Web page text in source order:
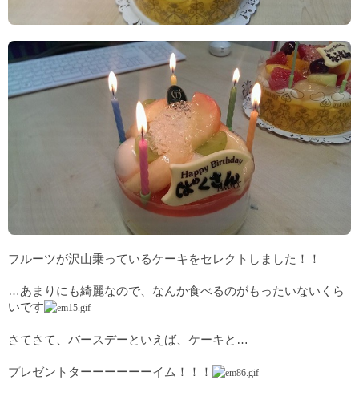
フルーツが沢山乗っているケーキをセレクトしました！！
…あまりにも綺麗なので、なんか食べるのがもったいないくら
いです
さてさて、バースデーといえば、ケーキと…
プレゼントターーーーーーイム！！！